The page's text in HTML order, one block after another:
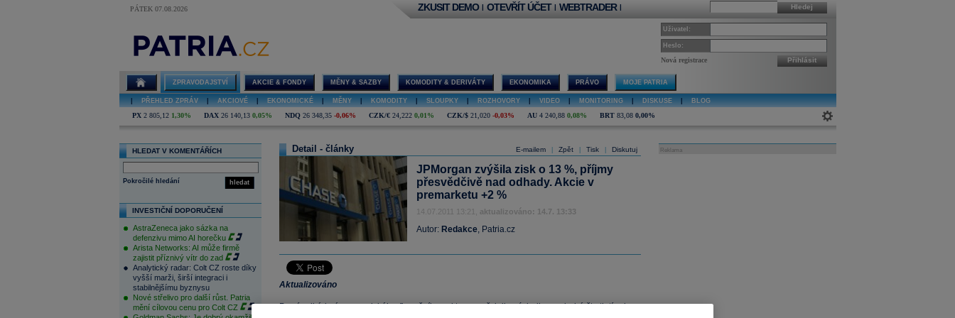
PÁTEK 07.08.2026 Hledej
ZKUSIT DEMO | OTEVŘÍT ÚČET | WEBTRADER |
Uživatel:
Heslo:
Nová registrace Přihlásit
ZPRAVODAJSTVÍ AKCIE & FONDY MĚNY & SAZBY KOMODITY & DERIVÁTY EKONOMIKA PRÁVO MOJE PATRIA
PŘEHLED ZPRÁV AKCIOVÉ EKONOMICKÉ MĚNY KOMODITY SLOUPKY ROZHOVORY VIDEO MONITORING DISKUSE BLOG
PX 2 805,12 1,30% DAX 26 140,13 0,05% NDQ 26 348,35 -0,06% CZK/€ 24,222 0,01% CZK/$ 21,020 -0,03% AU 4 240,88 0,08% BRT 83,08 0,00%
HLEDAT V KOMENTÁŘÍCH
hledat
Pokročilé hledání
INVESTIČNÍ DOPORUČENÍ
AstraZeneca jako sázka na
defenzivu mimo AI horečku
Arista Networks: AI může firmě
zajistit příznivý vítr do zad
Analytický radar: Colt CZ roste díky
vyšší marži, širší integraci i
stabilnějšímu byznysu
Nové střelivo pro další růst. Patria
mění cílovou cenu pro Colt CZ
E-mailem Zpět Tisk Diskutuj
Detail - články
JPMorgan zvýšila zisk o 13 %, příjmy
přesvědčivě nad odhady. Akcie v
premarketu +2 %
14.07.2011 13:21, aktualizováno: 14.7. 13:33
Autor: Redakce, Patria.cz
Aktualizováno
První velké jméno amerického finančního sektoru zveřejnilo výsledky za druhé čtvrtletí roku a
Reklama